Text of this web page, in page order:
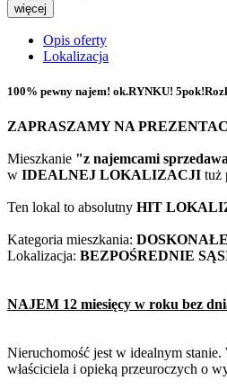
więcej
Opis oferty
Lokalizacja
100% pewny najem! ok.RYNKU!
ZAPRASZAMY NA
Mieszkanie "z najemcami
w IDEALNEJ LOKALIZACJI tuż
Ten lokal to absolutny HIT
Kategoria mieszkania:
Lokalizacja: BEZPOŚREDNIE
NAJEM 12 miesięcy w roku bez
Nieruchomość jest w idealnym
właściciela i opieką przeuroczych o